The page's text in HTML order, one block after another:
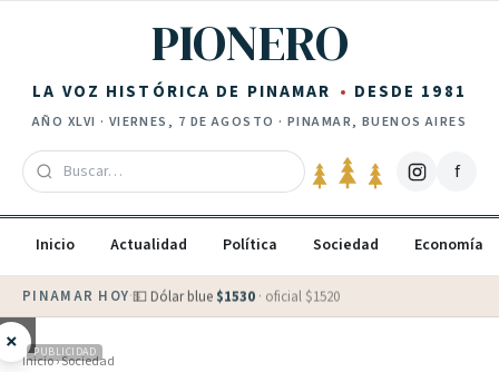
PIONERO
LA VOZ HISTÓRICA DE PINAMAR DESDE 1981
AÑO XLVI · VIERNES, 7 DE AGOSTO · PINAMAR, BUENOS AIRES
f
Inicio Actualidad Política Sociedad Economía
PINAMAR HOY·💵 Dólar blue $1530 · oficial $1520
× PUBLICIDAD
Inicio›Sociedad